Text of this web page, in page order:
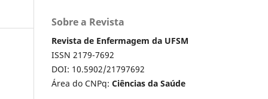
Sobre a Revista
Revista de Enfermagem da UFSM
ISSN 2179-7692
DOI: 10.5902/21797692
Área do CNPq: Ciências da Saúde